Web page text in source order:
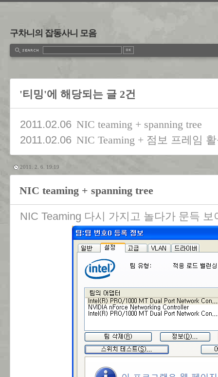
구차니의 잡동사니 모음
'티밍'에 해당되는 글 2건
2011.02.06 NIC teaming + spanning tree
2011.02.06 NIC Teaming + 점보 프레임
2011. 2. 6. 19:19
NIC teaming + spanning tree
NIC Teaming 다시 가지고 놀다가 문득